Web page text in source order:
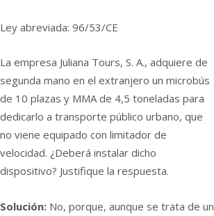
Ley abreviada: 96/53/CE
La empresa Juliana Tours, S. A., adquiere de
segunda mano en el extranjero un microbús
de 10 plazas y MMA de 4,5 toneladas para
dedicarlo a transporte público urbano, que
no viene equipado con limitador de
velocidad. ¿Deberá instalar dicho
dispositivo? Justifique la respuesta.
Solución: No, porque, aunque se trata de un